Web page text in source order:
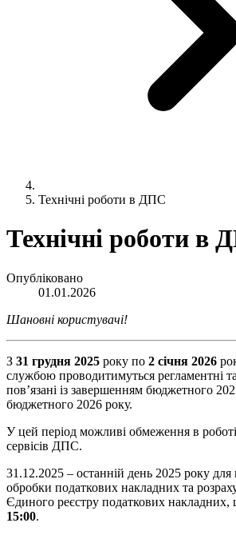
Технічні роботи в ДПС
Технічні роботи в
Опубліковано
01.01.2026
Шановні користувачі!
З 31 грудня 2025 року по 2 січня 2026
службою проводитимуться регламентні
пов’язані із завершенням бюджетного
бюджетного 2026 року.
У цей період можливі обмеження в
сервісів ДПС.
31.12.2025 – останній день 2025 року
обробки податкових накладних та
Єдиного реєстру податкових накладних,
15:00.